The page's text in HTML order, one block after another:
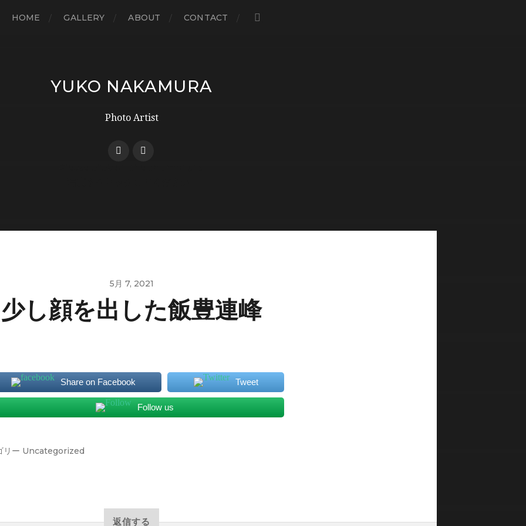
HOME GALLERY ABOUT CONTACT
YUKO NAKAMURA
Photo Artist
5月 7, 2021
少し顔を出した飯豊連峰
Share on Facebook Tweet
Follow us
リー Uncategorized
返信する